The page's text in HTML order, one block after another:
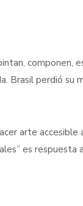
componen,
Brasil perdió su
arte accesible
es respuesta